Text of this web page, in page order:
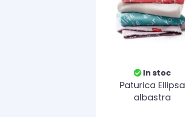
In stoc
Paturica Ellipsa
albastra